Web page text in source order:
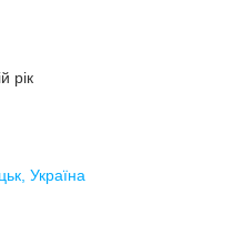
рік
Україна